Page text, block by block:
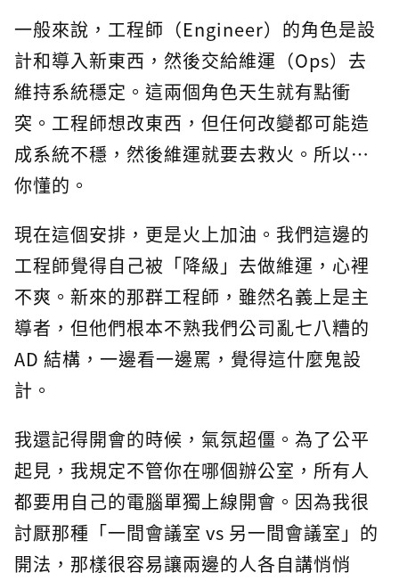
一般來說，工程師（Engineer）的角色是設
計和導入新東西，然後交給維運（Ops）去
維持系統穩定。這兩個角色天生就有點衝
突。工程師想改東西，但任何改變都可能造
成系統不穩，然後維運就要去救火。所以…
你懂的。
現在這個安排，更是火上加油。我們這邊的
工程師覺得自己被「降級」去做維運，心裡
不爽。新來的那群工程師，雖然名義上是主
導者，但他們根本不熟我們公司亂七八糟的
AD 結構，一邊看一邊罵，覺得這什麼鬼設
計。
我還記得開會的時候，氣氛超僵。為了公平
起見，我規定不管你在哪個辦公室，所有人
都要用自己的電腦單獨上線開會。因為我很
討厭那種「一間會議室 vs 另一間會議室」的
開法，那樣很容易讓兩邊的人各自講悄悄